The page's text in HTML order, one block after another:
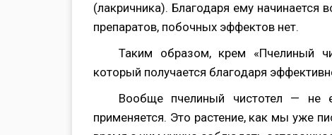
(лакричника). Благодаря ему начинается
препаратов, побочных эффектов нет.
Таким образом, крем «Пчелиный
который получается благодаря
Вообще пчелиный чистотел — не
применяется. Это растение, как мы уже